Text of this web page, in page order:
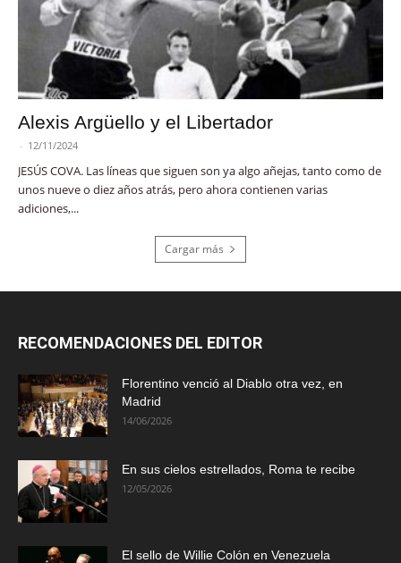
Alexis Argüello y el Libertador
- 12/11/2024
JESÚS COVA. Las líneas que siguen son ya algo añejas, tanto como de
unos nueve o diez años atrás, pero ahora contienen varias
adiciones,...
Cargar más
RECOMENDACIONES DEL EDITOR
Florentino venció al Diablo otra vez, en
Madrid
14/06/2026
En sus cielos estrellados, Roma te recibe
12/05/2026
El sello de Willie Colón en Venezuela